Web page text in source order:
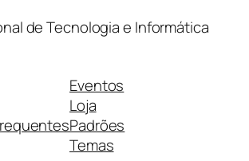
de Tecnologia e Informática
Eventos
Loja
Padrões
Temas